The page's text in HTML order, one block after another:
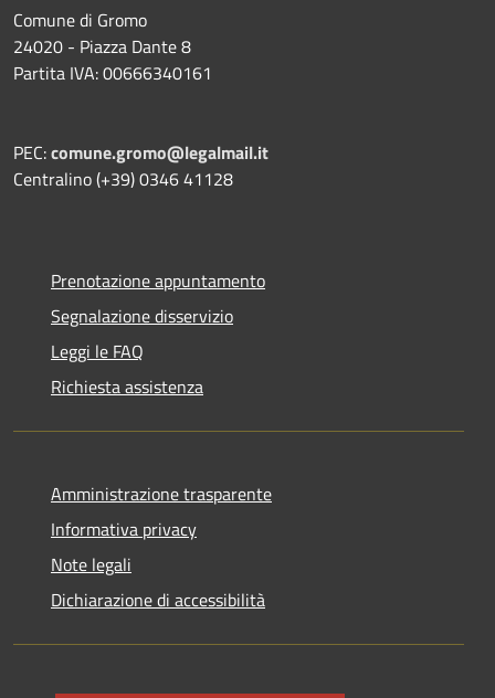
Comune di Gromo
24020 - Piazza Dante 8
Partita IVA: 00666340161
PEC:comune.gromo@legalmail.it
Centralino (+39) 0346 41128
Prenotazione appuntamento
Segnalazione disservizio
Leggi le FAQ
Richiesta assistenza
Amministrazione trasparente
Informativa privacy
Note legali
Dichiarazione di accessibilità